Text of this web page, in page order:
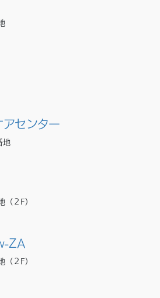
センター
地
２F）
ZA
２F）